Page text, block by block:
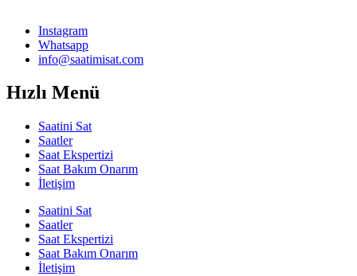
Instagram
Whatsapp
info@saatimisat.com
Hızlı Menü
Saatini Sat
Saatler
Saat Ekspertizi
Saat Bakım Onarım
İletişim
Saatini Sat
Saatler
Saat Ekspertizi
Saat Bakım Onarım
İletişim